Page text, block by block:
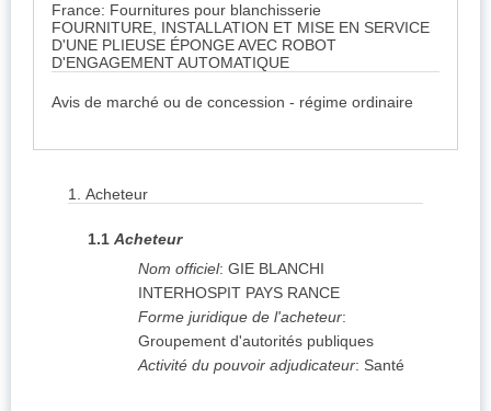
France: Fournitures pour blanchisserie
FOURNITURE, INSTALLATION ET MISE EN SERVICE
D'UNE PLIEUSE ÉPONGE AVEC ROBOT
D'ENGAGEMENT AUTOMATIQUE
Avis de marché ou de concession - régime ordinaire
1. Acheteur
1.1 Acheteur
Nom officiel: GIE BLANCHI
INTERHOSPIT PAYS RANCE
Forme juridique de l'acheteur:
Groupement d'autorités publiques
Activité du pouvoir adjudicateur: Santé